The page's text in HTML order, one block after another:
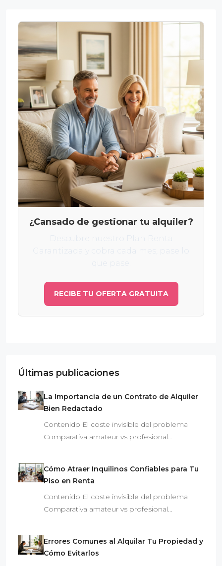
¿Cansado de gestionar tu alquiler?
RECIBE TU OFERTA GRATUITA
Últimas publicaciones
La Importancia de un Contrato de Alquiler
Bien Redactado
Contenido El coste invisible del problema
Comparativa amateur vs profesional…
Cómo Atraer Inquilinos Confiables para Tu
Piso en Renta
Contenido El coste invisible del problema
Comparativa amateur vs profesional…
Errores Comunes al Alquilar Tu Propiedad y
Cómo Evitarlos